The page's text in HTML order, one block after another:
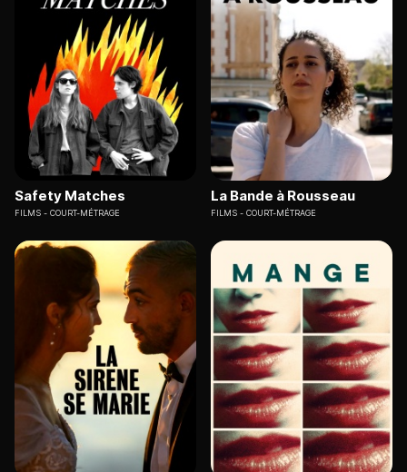
Safety Matches
FILMS COURT-MÉTRAGE
La Bande à Rousseau
FILMS COURT-MÉTRAGE